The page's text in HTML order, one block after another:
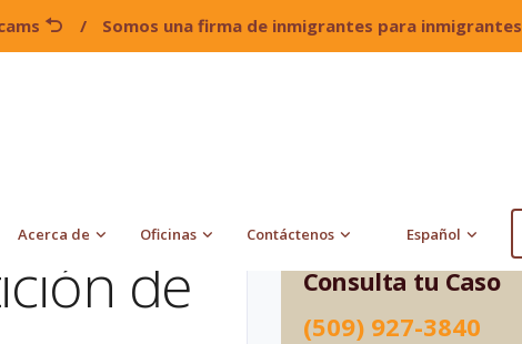
/ Somos una firma de inmigrantes para inmigrantes
Acerca de Oficinas Contáctenos Español
de
Consulta tu Caso
(509) 927-3840